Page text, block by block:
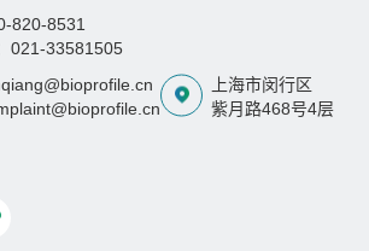
820-8531
021-33581505
上海市闵行区
紫月路468号4层